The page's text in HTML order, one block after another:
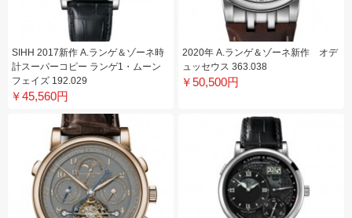
SIHH 2017新作 A.ランゲ＆ゾーネ時
計スーパーコピー ランゲ1・ムーン
フェイズ 192.029
￥45,560円
2020年 A.ランゲ＆ゾーネ新作 オデ
ュッセウス 363.038
￥50,500円